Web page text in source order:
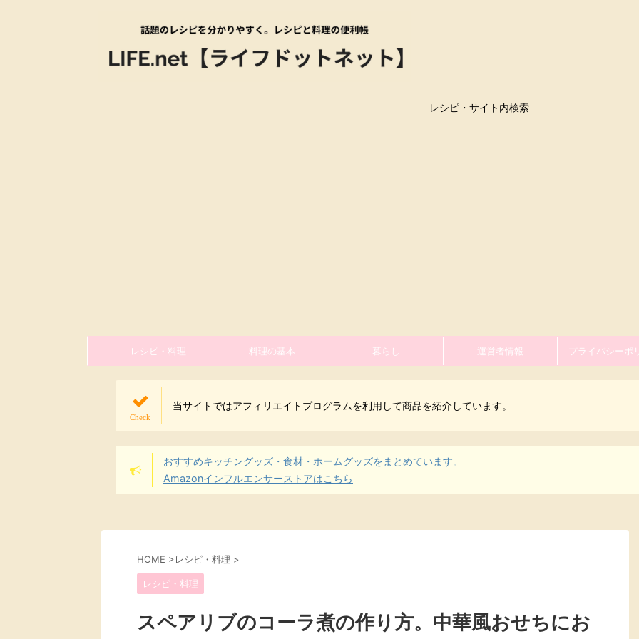
レシピ・サイト内検索
レシピ・料理 料理の基本 暮らし 運営者情報 プライバシーポ
当サイトではアフィリエイトプログラムを利用して商品を紹介しています。
おすすめキッチングッズ・食材・ホームグッズをまとめています。
Amazonインフルエンサーストアはこちら
HOME >レシピ・料理 >
レシピ・料理
スペアリブのコーラ煮の作り方。中華風おせちにお